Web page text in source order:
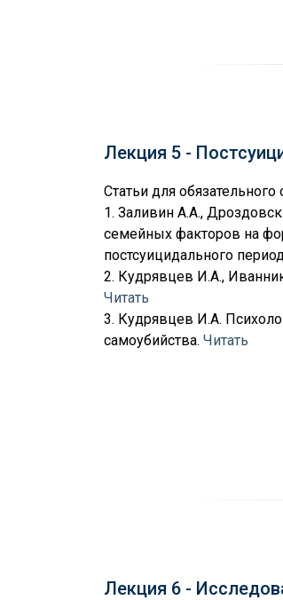
Лекция 5 -
Статьи для
1. Заливин А.А.,
семейных факторов на
постсуицидального
2. Кудрявцев И.А.,
Читать
3. Кудрявцев И.А.
самоубийства. Читать
Лекция 6 -